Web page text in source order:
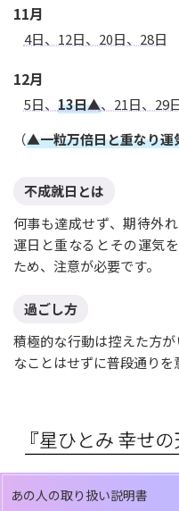
11月
4日、12日、20日、28日
12月
5日、 13日▲、21日、29
（▲一粒万倍日と重なり運
不成就日とは
何事も達成せず、期待外
運日と重なるとその運気
ため、注意が必要です。
過ごし方
積極的な行動は控えた方
なことはせずに普段通りを
あの人の取り扱い説明書